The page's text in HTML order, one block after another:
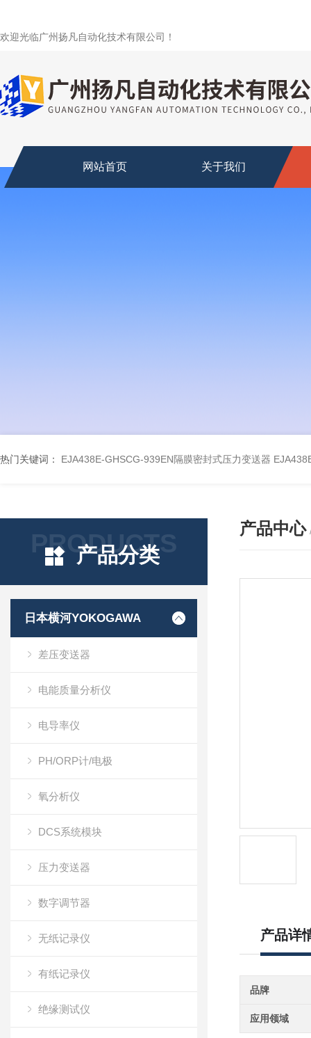
欢迎光临广州扬凡自动化技术有限公司！
网站首页 关于我们
热门关键词： EJA438E-GHSCG-939EN隔膜密封式压力变送器
PRODUCTS
产品分类
日本横河YOKOGAWA
差压变送器
电能质量分析仪
电导率仪
PH/ORP计/电极
氧分析仪
DCS系统模块
压力变送器
数字调节器
无纸记录仪
有纸记录仪
绝缘测试仪
产品中心
产品详
品牌
应用领域